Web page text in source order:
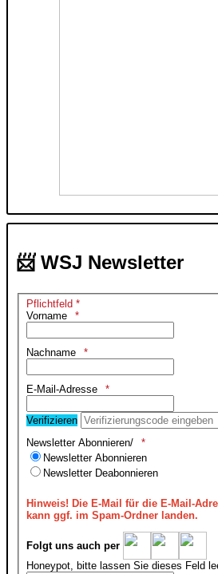
📨 WSJ Newsletter
Pflichtfeld *
Vorname
Nachname
E-Mail-Adresse
Verifizieren
Newsletter Abonnieren/
Newsletter Abonnieren
Newsletter Deabonnieren
Hinweis! Die E-Mail für die E-Mail-
kann ggf. im Spam-Ordner landen.
Folgt uns auch per
Honeypot, bitte lassen Sie dieses Feld